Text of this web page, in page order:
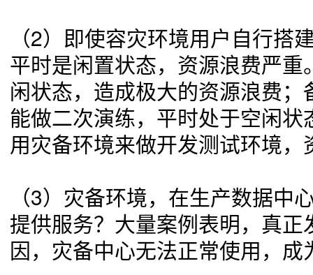
（2） 即使容灾环境用户自行搭
平时是闲置状态，资源浪费严
闲状态，造成极大的资源浪费
能做二次演练，平时处于空闲
用灾备环境来做开发测试环境，
（3） 灾备环境，在生产数据中
提供服务？大量案例表明，真
因，灾备中心无法正常使用，成